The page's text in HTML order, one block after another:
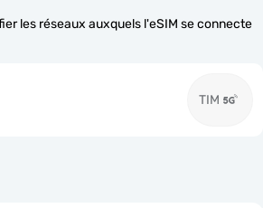
les réseaux auxquels l'eSIM se connecte
TIM